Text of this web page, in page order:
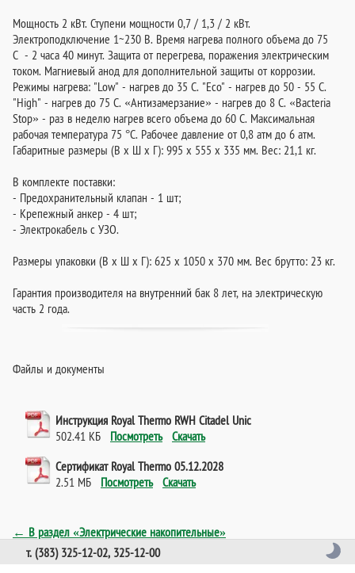
Мощность 2 кВт. Ступени мощности 0,7 / 1,3 / 2 кВт.
Электроподключение 1~230 В. Время нагрева полного объема до 75
С - 2 часа 40 минут. Защита от перегрева, поражения электрическим
током. Магниевый анод для дополнительной защиты от коррозии.
Режимы нагрева: "Low" - нагрев до 35 C. "Eco" - нагрев до 50 - 55 C.
"High" - нагрев до 75 C. «Антизамерзание» - нагрев до 8 С. «Bacteria
Stop» - раз в неделю нагрев всего объема до 60 С. Максимальная
рабочая температура 75 °С. Рабочее давление от 0,8 атм до 6 атм.
Габаритные размеры (В х Ш х Г): 995 х 555 х 335 мм. Вес: 21,1 кг.
В комплекте поставки:
- Предохранительный клапан - 1 шт;
- Крепежный анкер - 4 шт;
- Электрокабель с УЗО.
Размеры упаковки (В х Ш х Г): 625 х 1050 х 370 мм. Вес брутто: 23 кг.
Гарантия производителя на внутренний бак 8 лет, на электрическую
часть 2 года.
Файлы и документы
Инструкция Royal Thermo RWH Citadel Unic
502.41 КБ Посмотреть Скачать
Сертификат Royal Thermo 05.12.2028
2.51 МБ Посмотреть Скачать
← В раздел «Электрические накопительные»
т. (383) 325-12-02, 325-12-00